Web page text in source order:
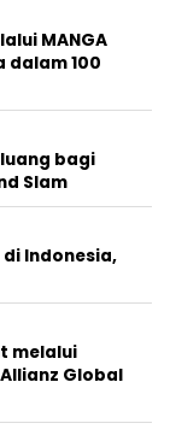
MANGA
dalam 100
bagi
Slam
di Indonesia,
melalui
Global